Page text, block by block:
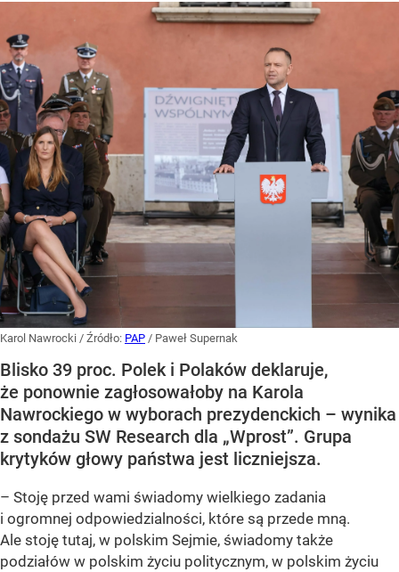
Karol Nawrocki / Źródło: PAP / Paweł Supernak
Blisko 39 proc. Polek i Polaków deklaruje,
że ponownie zagłosowałoby na Karola
Nawrockiego w wyborach prezydenckich – wynika
z sondażu SW Research dla „Wprost”. Grupa
krytyków głowy państwa jest liczniejsza.
– Stoję przed wami świadomy wielkiego zadania
i ogromnej odpowiedzialności, które są przede mną.
Ale stoję tutaj, w polskim Sejmie, świadomy także
podziałów w polskim życiu politycznym, w polskim życiu